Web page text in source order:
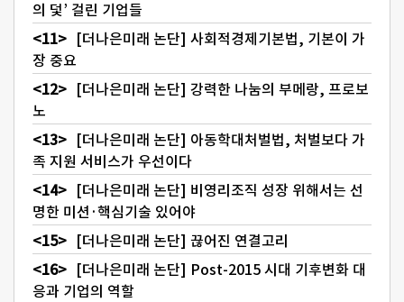
의 덫’ 걸린 기업들
[더나은미래 논단] 사회적경제기본법, 기본이 가
장 중요
[더나은미래 논단] 강력한 나눔의 부메랑, 프로보
노
[더나은미래 논단] 아동학대처벌법, 처벌보다 가
족 지원 서비스가 우선이다
[더나은미래 논단] 비영리조직 성장 위해서는 선
명한 미션·핵심기술 있어야
[더나은미래 논단] 끊어진 연결고리
[더나은미래 논단] Post-2015 시대 기후변화 대
응과 기업의 역할